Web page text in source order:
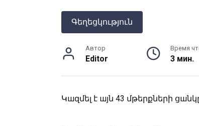
Գեղեցկություն
Автор
Editor
Время
3 мин.
Կшզմել է шյն 43 մթերքների